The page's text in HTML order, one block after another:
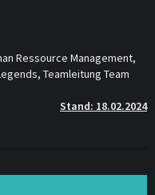
Ressource Management,
Teamleitung Team
Stand: 18.02.2024